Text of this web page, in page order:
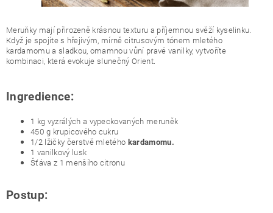
Meruňky mají přirozeně krásnou texturu a příjemnou svěží kyselinku.
Když je spojíte s hřejivým, mírně citrusovým tónem mletého
kardamomu a sladkou, omamnou vůní pravé vanilky, vytvoříte
kombinaci, která evokuje slunečný Orient.
Ingredience:
1 kg vyzrálých a vypeckovaných meruněk
450 g krupicového cukru
1/2 lžičky čerstvě mletého kardamomu.
1 vanilkový lusk
Šťáva z 1 menšího citronu
Postup: